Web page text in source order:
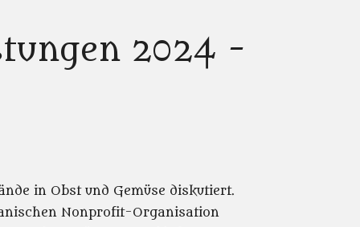
e
n
e
n
l
n
t
2024 -
in Obst und Gemüse diskutiert.
Nonprofit-Organisation